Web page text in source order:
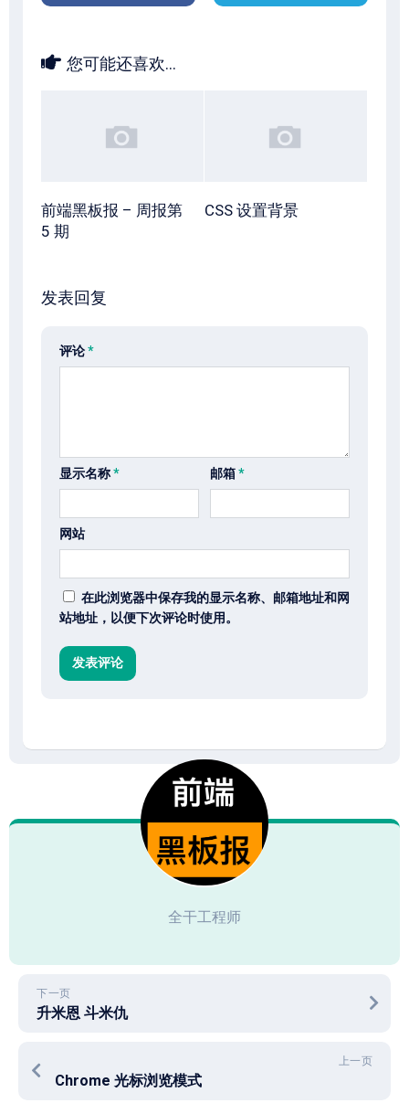
您可能还喜欢...
前端黑板报 – 周报第
5 期
CSS 设置背景
发表回复
评论*
显示名称* 邮箱*
网站
在此浏览器中保存我的显示名称、邮箱地址和网
站地址，以便下次评论时使用。
全干工程师
下一页
升米恩 斗米仇
上一页
Chrome 光标浏览模式